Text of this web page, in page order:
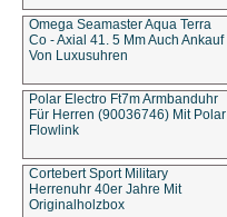
Omega Seamaster Aqua Terra
Co - Axial 41. 5 Mm Auch Ankauf
Von Luxusuhren
Polar Electro Ft7m Armbanduhr
Für Herren (90036746) Mit Polar
Flowlink
Cortebert Sport Military
Herrenuhr 40er Jahre Mit
Originalholzbox